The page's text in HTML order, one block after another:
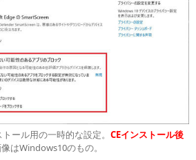
ール用の一時的な設定。 CEインストール後
はWindows10のもの。